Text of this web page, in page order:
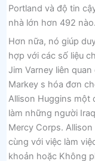
Portland và độ tin
nhà lớn hơn 492 nào.
Hơn nữa, nó giúp
hợp với các số liệu
Jim Varney liên
Markey s hóa đơn
Allison Huggins một
làm những người
Mercy Corps.
cùng với việc làm
khoản hoặc Không